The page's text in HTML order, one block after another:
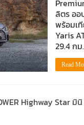
ลิตร อ
พร้อมเ
Yaris
29.4 ก
Read
Highway Star มิ